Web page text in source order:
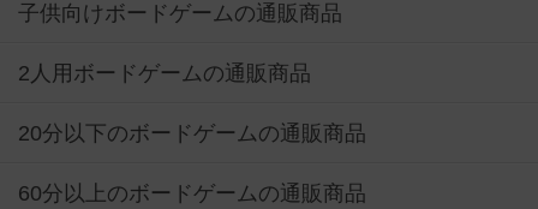
子供向けボードゲームの通販商品
2人用ボードゲームの通販商品
20分以下のボードゲームの通販商品
60分以上のボードゲームの通販商品